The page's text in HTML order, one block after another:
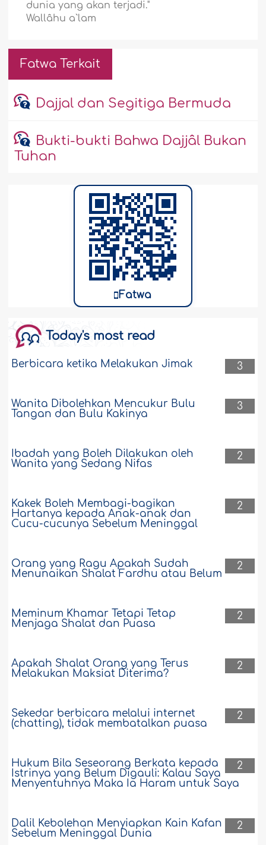
dunia yang akan terjadi."
Wallâhu a`lam
Fatwa Terkait
Dajjal dan Segitiga Bermuda
Bukti-bukti Bahwa Dajjâl Bukan
Tuhan
Fatwa
Today's most read
3
Berbicara ketika Melakukan Jimak
3
Wanita Dibolehkan Mencukur Bulu
Tangan dan Bulu Kakinya
2
Ibadah yang Boleh Dilakukan oleh
Wanita yang Sedang Nifas
2
Kakek Boleh Membagi-bagikan
Hartanya kepada Anak-anak dan
Cucu-cucunya Sebelum Meninggal
2
Orang yang Ragu Apakah Sudah
Menunaikan Shalat Fardhu atau Belum
2
Meminum Khamar Tetapi Tetap
Menjaga Shalat dan Puasa
2
Apakah Shalat Orang yang Terus
Melakukan Maksiat Diterima?
2
Sekedar berbicara melalui internet
(chatting), tidak membatalkan puasa
2
Hukum Bila Seseorang Berkata kepada
Istrinya yang Belum Digauli: Kalau Saya
Menyentuhnya Maka Ia Haram untuk Saya
2
Dalil Kebolehan Menyiapkan Kain Kafan
Sebelum Meninggal Dunia